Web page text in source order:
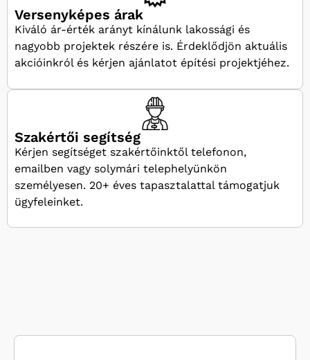
Versenyképes árak
Kiváló ár-érték arányt kínálunk lakossági és
nagyobb projektek részére is. Érdeklődjön aktuális
akcióinkról és kérjen ajánlatot építési projektjéhez.
Szakértői segítség
Kérjen segítséget szakértőinktől telefonon,
emailben vagy solymári telephelyünkön
személyesen. 20+ éves tapasztalattal támogatjuk
ügyfeleinket.